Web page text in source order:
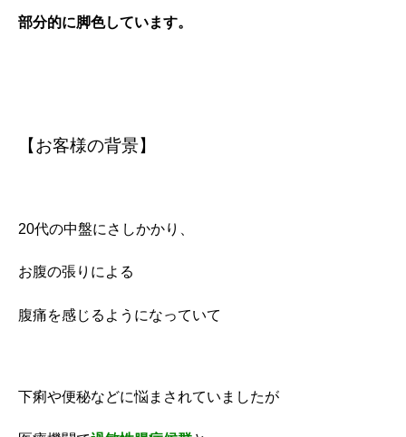
部分的に脚色しています。
【お客様の背景】
20代の中盤にさしかかり、
お腹の張りによる
腹痛を感じるようになっていて
下痢や便秘などに悩まされていましたが